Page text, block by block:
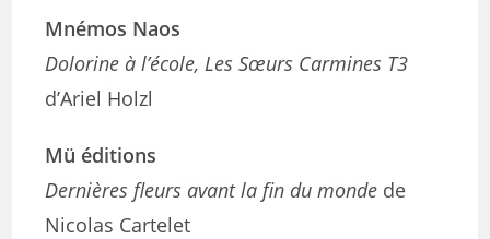
Mnémos Naos
Dolorine à l’école, Les Sœurs Carmines T3
d’Ariel Holzl
Mü éditions
Dernières fleurs avant la fin du monde de
Nicolas Cartelet